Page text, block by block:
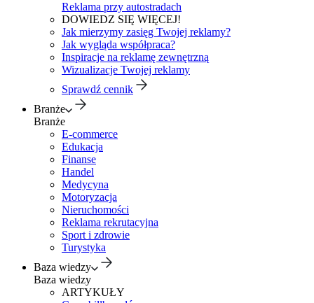
Reklama przy autostradach
DOWIEDZ SIĘ WIĘCEJ!
Jak mierzymy zasięg Twojej reklamy?
Jak wygląda współpraca?
Inspiracje na reklamę zewnętrzną
Wizualizacje Twojej reklamy
Sprawdź cennik
Branże
Branże
E-commerce
Edukacja
Finanse
Handel
Medycyna
Motoryzacja
Nieruchomości
Reklama rekrutacyjna
Sport i zdrowie
Turystyka
Baza wiedzy
Baza wiedzy
ARTYKUŁY